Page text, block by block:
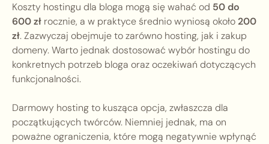
Koszty hostingu dla bloga mogą się wahać od 50 do
600 zł rocznie, a w praktyce średnio wyniosą około200
zł. Zazwyczaj obejmuje to zarówno hosting, jak i zakup
domeny. Warto jednak dostosować wybór hostingu do
konkretnych potrzeb bloga oraz oczekiwań dotyczących
funkcjonalności.
Darmowy hosting to kusząca opcja, zwłaszcza dla
początkujących twórców. Niemniej jednak, ma on
poważne ograniczenia, które mogą negatywnie wpłynąć